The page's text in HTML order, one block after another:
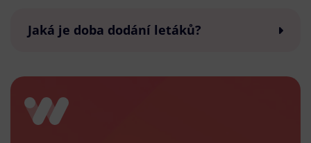
Jaká je doba dodání letáků?